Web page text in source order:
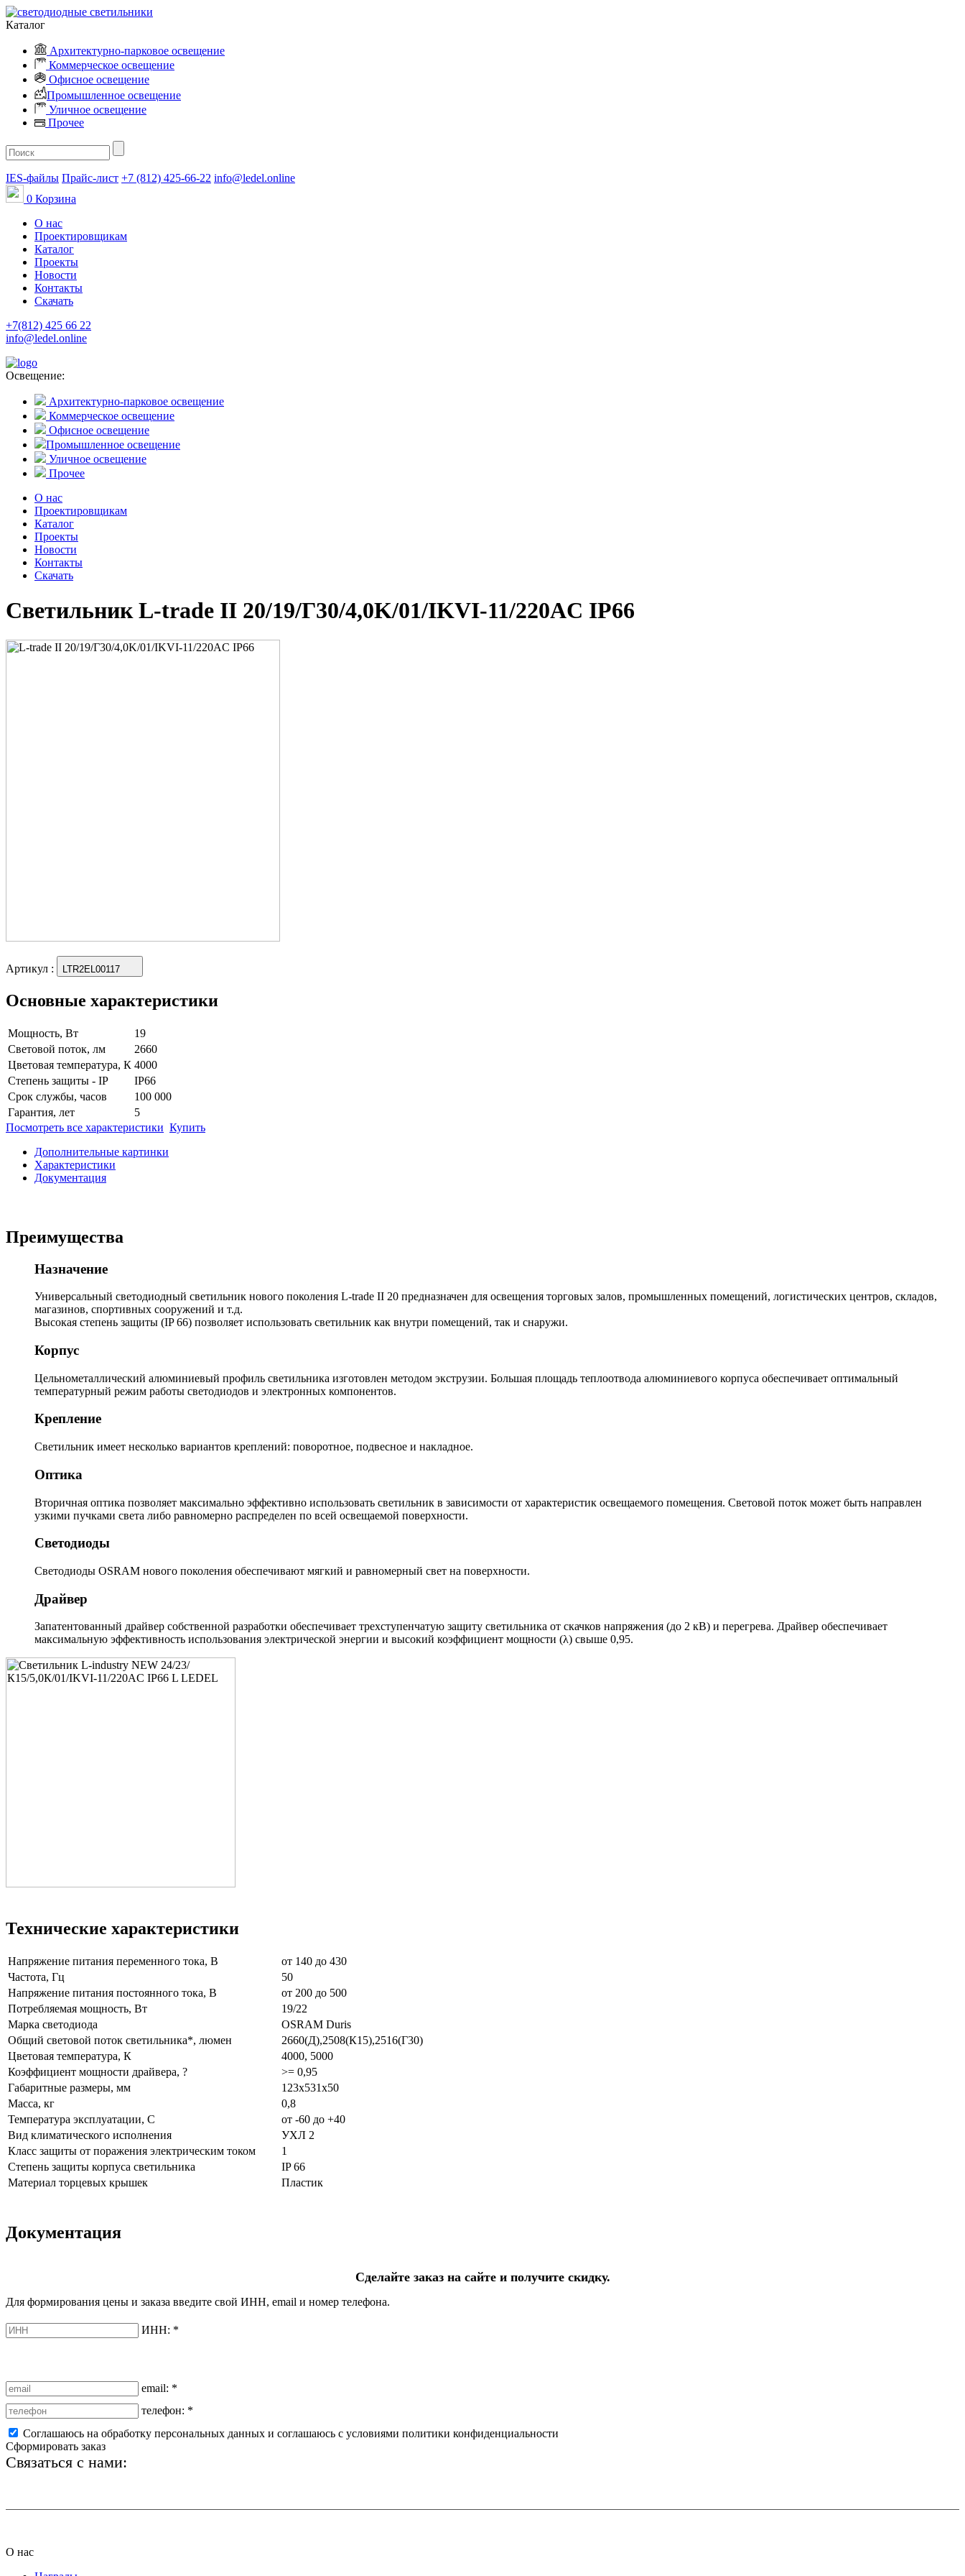
Каталог
Архитектурно-парковое освещение
Коммерческое освещение
Офисное освещение
Промышленное освещение
Уличное освещение
Прочее
IES-файлы Прайс-лист +7 (812) 425-66-22 info@ledel.online
0 Корзина
О нас
Проектировщикам
Каталог
Проекты
Новости
Контакты
Скачать
+7(812) 425 66 22
info@ledel.online
Освещение:
Архитектурно-парковое освещение
Коммерческое освещение
Офисное освещение
Промышленное освещение
Уличное освещение
Прочее
О нас
Проектировщикам
Каталог
Проекты
Новости
Контакты
Скачать
Светильник L-trade II 20/19/Г30/4,0K/01/IKVI-11/220AC IP66
Артикул : LTR2EL00117
Основные характеристики
Мощность, Вт
19
Световой поток, лм
2660
Цветовая температура, К 4000
Степень защиты - IP
IP66
Срок службы, часов
100 000
Гарантия, лет
5
Посмотреть все характеристики Купить
Дополнительные картинки
Характеристики
Документация
Преимущества
Назначение
Универсальный светодиодный светильник нового поколения L-trade II 20 предназначен для освещения торговых залов, промышленных помещений, логистических центров, складов,
магазинов, спортивных сооружений и т.д.
Высокая степень защиты (IP 66) позволяет использовать светильник как внутри помещений, так и снаружи.
Корпус
Цельнометаллический алюминиевый профиль светильника изготовлен методом экструзии. Большая площадь теплоотвода алюминиевого корпуса обеспечивает оптимальный
температурный режим работы светодиодов и электронных компонентов.
Крепление
Светильник имеет несколько вариантов креплений: поворотное, подвесное и накладное.
Оптика
Вторичная оптика позволяет максимально эффективно использовать светильник в зависимости от характеристик освещаемого помещения. Световой поток может быть направлен
узкими пучками света либо равномерно распределен по всей освещаемой поверхности.
Светодиоды
Светодиоды OSRAM нового поколения обеспечивают мягкий и равномерный свет на поверхности.
Драйвер
Запатентованный драйвер собственной разработки обеспечивает трехступенчатую защиту светильника от скачков напряжения (до 2 кВ) и перегрева. Драйвер обеспечивает
максимальную эффективность использования электрической энергии и высокий коэффициент мощности (λ) свыше 0,95.
Технические характеристики
Напряжение питания переменного тока, В
от 140 до 430
Частота, Гц
50
Напряжение питания постоянного тока, В
от 200 до 500
Потребляемая мощность, Вт
19/22
Марка светодиода
OSRAM Duris
Общий световой поток светильника*, люмен
2660(Д),2508(К15),2516(Г30)
Цветовая температура, К
4000, 5000
Коэффициент мощности драйвера, ?
>= 0,95
Габаритные размеры, мм
123х531х50
Масса, кг
0,8
Температура эксплуатации, С
от -60 до +40
Вид климатического исполнения
УХЛ 2
Класс защиты от поражения электрическим током
1
Степень защиты корпуса светильника
IP 66
Материал торцевых крышек
Пластик
Документация
Сделайте заказ на сайте и получите скидку.
Для формирования цены и заказа введите свой ИНН, email и номер телефона.
ИНН: *
email: *
телефон: *
Соглашаюсь на обработку персональных данных и соглашаюсь с условиями политики конфиденциальности
Сформировать заказ
Связаться с нами:
О нас